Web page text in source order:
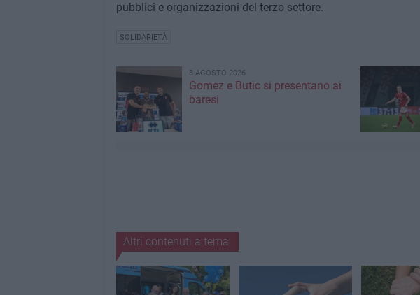
pubblici e organizzazioni del terzo settore.
SOLIDARIETÀ
8 AGOSTO 2026
Gomez e Butic si presentano ai
baresi
Altri contenuti a tema